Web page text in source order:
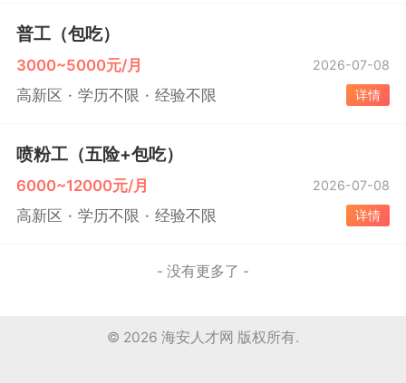
普工（包吃）
3000~5000元/月 2026-07-08
高新区 学历不限 经验不限 详情
喷粉工（五险+包吃）
6000~12000元/月 2026-07-08
高新区 学历不限 经验不限 详情
- 没有更多了 -
© 2026 海安人才网 版权所有.